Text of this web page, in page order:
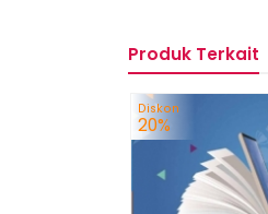
Produk Terkait
Diskon
20%